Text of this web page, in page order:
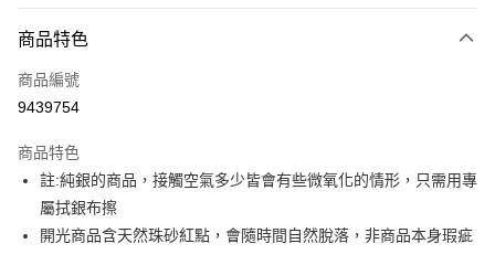
台灣樂天信用卡公司
玉山商業銀行
台灣樂天信用卡公司
元大商業銀行
台新國際商業銀行
台灣樂天信用卡公司
悠遊付
Google Pay
大哥付你分期
相關說明
【大哥付你分期使用說明】
1.本服務由台灣大哥大提供，台灣大哥大用戶可立即使用無須另外申請。
AFTEE先享後付
瓶 旅遊出門最安心
商品特色
商品編號
9439754
商品特色
註:純銀的商品，接觸空氣多少皆會有些微氧化的情形，只需用專
屬拭銀布擦
開光商品含天然珠砂紅點，會隨時間自然脫落，非商品本身瑕疵